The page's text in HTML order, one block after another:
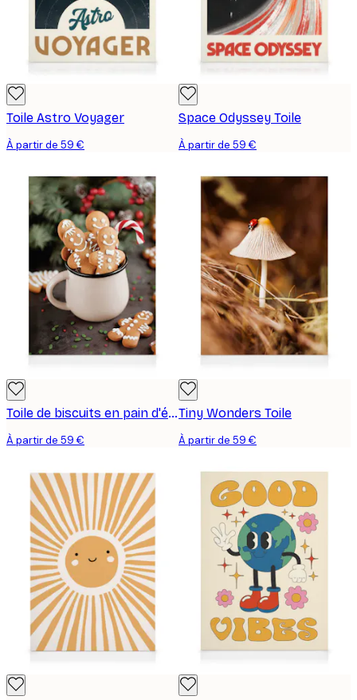
Toile Astro Voyager
À partir de 59 €
Space Odyssey Toile
À partir de 59 €
Toile de biscuits en pain d'épices
À partir de 59 €
Tiny Wonders Toile
À partir de 59 €